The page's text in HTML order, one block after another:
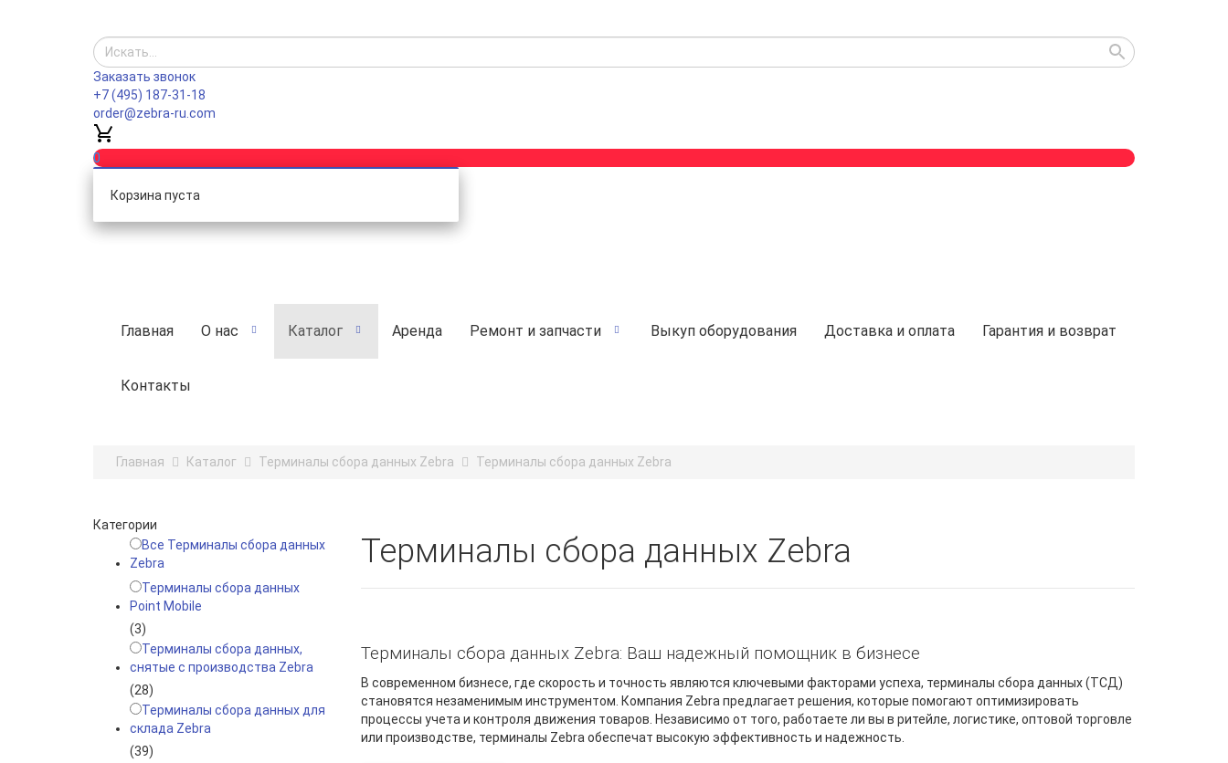
Заказать звонок
+7 (495) 187-31-18
order@zebra-ru.com
0
Корзина пуста
Главная О нас Каталог Аренда Ремонт и запчасти Выкуп оборудования Доставка и оплата Гарантия и возврат
Контакты
Главная Каталог Терминалы сбора данных Zebra Терминалы сбора данных Zebra
Терминалы сбора данных Zebra
Терминалы сбора данных Zebra: Ваш надежный помощник в бизнесе
В современном бизнесе, где скорость и точность являются ключевыми факторами успеха, терминалы сбора данных (ТСД)
становятся незаменимым инструментом. Компания Zebra предлагает решения, которые помогают оптимизировать
процессы учета и контроля движения товаров. Независимо от того, работаете ли вы в ритейле, логистике, оптовой торговле
или производстве, терминалы Zebra обеспечат высокую эффективность и надежность.
Категории
Все Терминалы сбора данных
Zebra
Терминалы сбора данных
Point Mobile
(3)
Терминалы сбора данных,
снятые с производства Zebra
(28)
Терминалы сбора данных для
склада Zebra
(39)